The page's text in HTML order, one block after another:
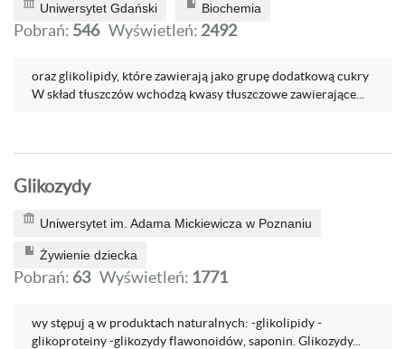
Uniwersytet Gdański Biochemia
Pobrań: 546 Wyświetleń: 2492
oraz glikolipidy, które zawierają jako grupę dodatkową cukry
W skład tłuszczów wchodzą kwasy tłuszczowe zawierające...
Glikozydy
Uniwersytet im. Adama Mickiewicza w Poznaniu
Żywienie dziecka
Pobrań: 63 Wyświetleń: 1771
wy stępuj ą w produktach naturalnych: -glikolipidy -
glikoproteiny -glikozydy flawonoidów, saponin. Glikozydy...